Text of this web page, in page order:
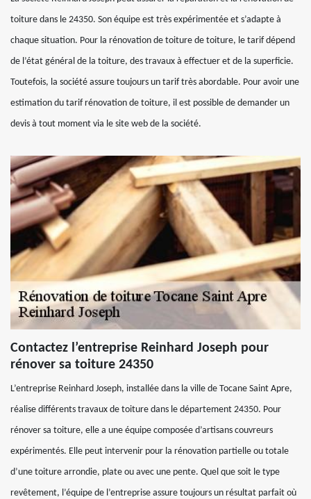
toiture dans le 24350. Son équipe est très expérimentée et s’adapte à
chaque situation. Pour la rénovation de toiture de toiture, le tarif dépend
de l’état général de la toiture, des travaux à effectuer et de la superficie.
Toutefois, la société assure toujours un tarif très abordable. Pour avoir une
estimation du tarif rénovation de toiture, il est possible de demander un
devis à tout moment via le site web de la société.
Contactez l’entreprise Reinhard Joseph pour
rénover sa toiture 24350
L’entreprise Reinhard Joseph, installée dans la ville de Tocane Saint Apre,
réalise différents travaux de toiture dans le département 24350. Pour
rénover sa toiture, elle a une équipe composée d’artisans couvreurs
expérimentés. Elle peut intervenir pour la rénovation partielle ou totale
d’une toiture arrondie, plate ou avec une pente. Quel que soit le type
revêtement, l’équipe de l’entreprise assure toujours un résultat parfait où